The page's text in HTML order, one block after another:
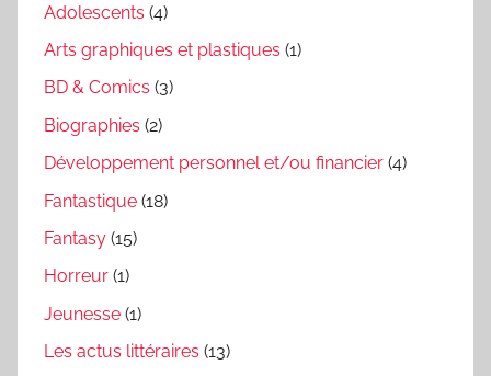
Adolescents (4)
Arts graphiques et plastiques (1)
BD & Comics (3)
Biographies (2)
Développement personnel et/ou financier (4)
Fantastique (18)
Fantasy (15)
Horreur (1)
Jeunesse (1)
Les actus littéraires (13)